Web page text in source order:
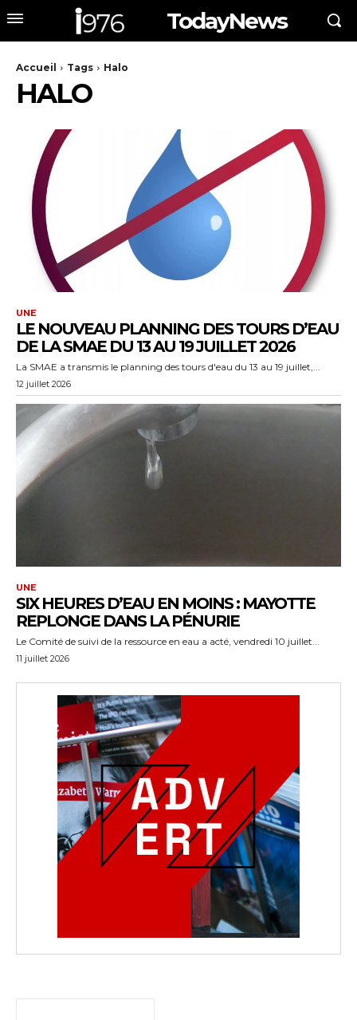
TodayNews
Accueil Tags Halo
HALO
UNE
LE NOUVEAU PLANNING DES TOURS D’EAU
DE LA SMAE DU 13 AU 19 JUILLET 2026
La SMAE a transmis le planning des tours d'eau du 13 au 19 juillet,...
12 juillet 2026
UNE
SIX HEURES D’EAU EN MOINS : MAYOTTE
REPLONGE DANS LA PÉNURIE
Le Comité de suivi de la ressource en eau a acté, vendredi 10 juillet...
11 juillet 2026